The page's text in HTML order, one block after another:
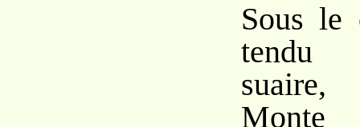
Sous le
tendu
suaire,
Monte